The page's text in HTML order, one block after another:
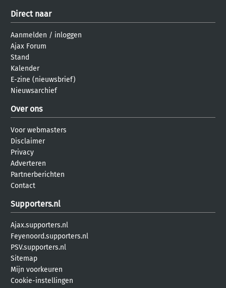
Direct naar
Aanmelden / inloggen
Ajax Forum
Stand
Kalender
E-zine (nieuwsbrief)
Nieuwsarchief
Over ons
Voor webmasters
Disclaimer
Privacy
Adverteren
Partnerberichten
Contact
Supporters.nl
Ajax.supporters.nl
Feyenoord.supporters.nl
PSV.supporters.nl
Sitemap
Mijn voorkeuren
Cookie-instellingen